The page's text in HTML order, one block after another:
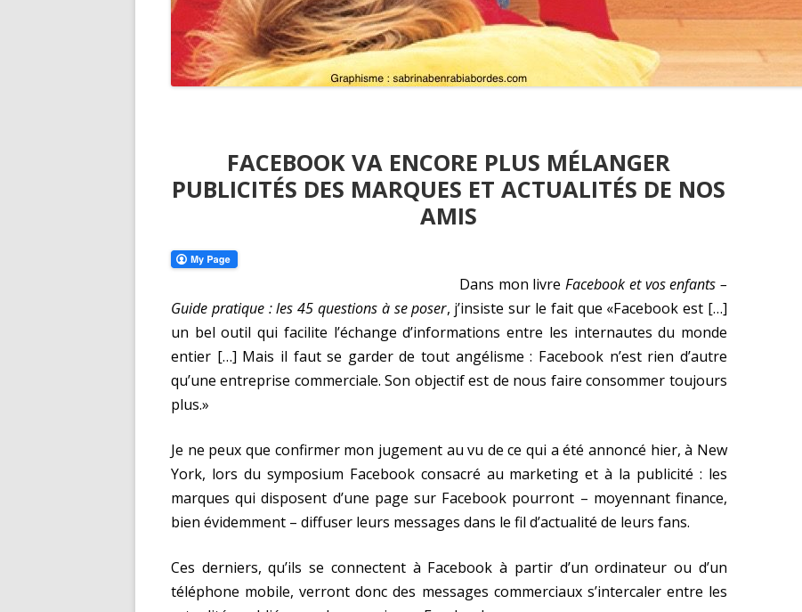
FACEBOOK VA ENCORE PLUS MÉLANGER
PUBLICITÉS DES MARQUES ET ACTUALITÉS DE NOS
AMIS
Dans mon livreFacebook et vos enfants –
Guide pratique : les 45 questions à se poser, j’insiste sur le fait que «Facebook est […]
un bel outil qui facilite l’échange d’informations entre les internautes du monde
entier […] Mais il faut se garder de tout angélisme : Facebook n’est rien d’autre
qu’une entreprise commerciale. Son objectif est de nous faire consommer toujours
plus.»
Je ne peux que confirmer mon jugement au vu de ce qui a été annoncé hier, à New
York, lors du symposium Facebook consacré au marketing et à la publicité : les
marques qui disposent d’une page sur Facebook pourront – moyennant finance,
bien évidemment – diffuser leurs messages dans le fil d’actualité de leurs fans.
Ces derniers, qu’ils se connectent à Facebook à partir d’un ordinateur ou d’un
téléphone mobile, verront donc des messages commerciaux s’intercaler entre les